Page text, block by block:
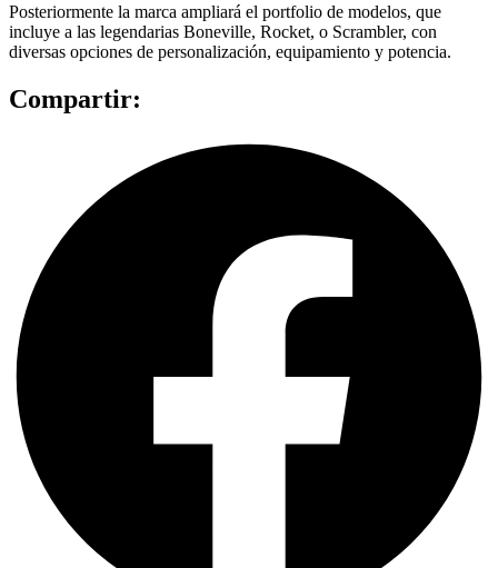
Posteriormente la marca ampliará el portfolio de modelos, que
incluye a las legendarias Boneville, Rocket, o Scrambler, con
diversas opciones de personalización, equipamiento y potencia.
Compartir: